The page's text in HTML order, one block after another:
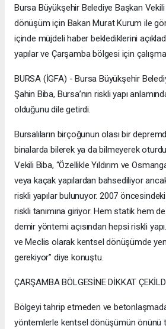
Bursa Büyükşehir Belediye Başkan
dönüşüm için Bakan Murat Kurum ile
içinde müjdeli haber beklediklerini
yapılar ve Çarşamba bölgesi için
BURSA (İGFA) - Bursa Büyükşehir
Şahin Biba, Bursa’nın riskli yapı
olduğunu dile getirdi.
Bursalıların birçoğunun olası bir
binalarda bilerek ya da bilmeyerek
Vekili Biba, “Özellikle Yıldırım ve
veya kaçak yapılardan bahsediliyor
riskli yapılar bulunuyor. 2007
riskli tanımına giriyor. Hem statik hem
demir yöntemi açısından hepsi riskli
ve Meclis olarak kentsel dönüşümde
gerekiyor” diye konuştu.
ÇARŞAMBA BÖLGESİNE DİKKAT
Bölgeyi tahrip etmeden ve
yöntemlerle kentsel dönüşümün önünü